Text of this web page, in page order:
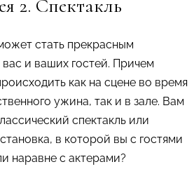
2. Спектакль
стать прекрасным
вас и ваших гостей. Причем
как на сцене во время
ужина, так и в зале. Вам
спектакль или
в которой вы с гостями
наравне с актерами?